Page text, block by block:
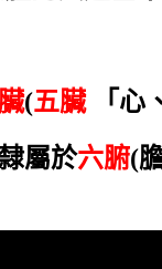
(五臟「心
屬於六腑(